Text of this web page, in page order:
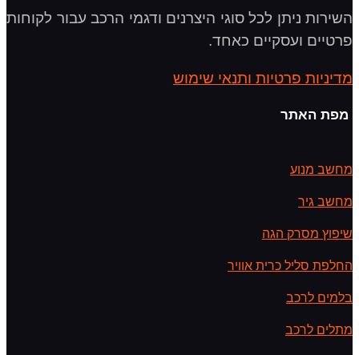
השירות ניתן לכל סוגי היצרנים ודגמי הרכב עבור לקוחות
פרטיים ועסקיים כאחד.
מדיניות פרטיות ותנאי שימוש
מפת האתר
מחשב מנוע
מחשב גיר
שיפוץ מסרק הגה
החלפת סליל כרית אוויר
בלמים לרכב
מתלים לרכב